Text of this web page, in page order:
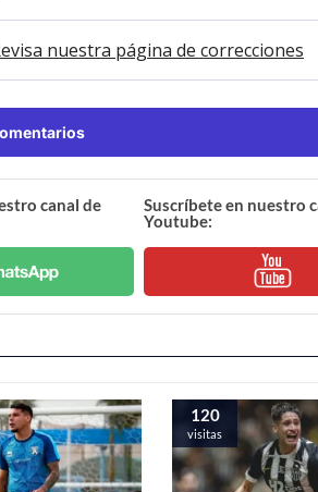
nuestra página de correcciones
canal de
Suscríbete en nuestro
Youtube:
120
visitas